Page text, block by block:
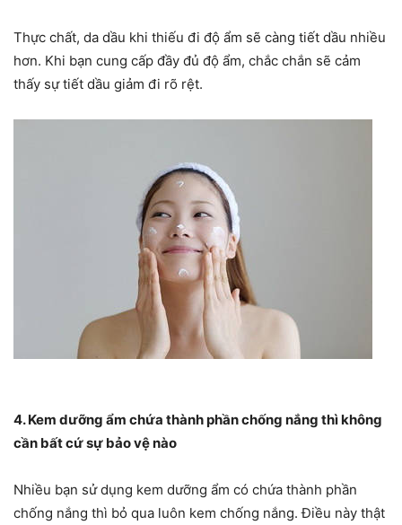
Thực chất, da dầu khi thiếu đi độ ẩm sẽ càng tiết dầu nhiều
hơn. Khi bạn cung cấp đầy đủ độ ẩm, chắc chắn sẽ cảm
thấy sự tiết dầu giảm đi rõ rệt.
4. Kem dưỡng ẩm chứa thành phần chống nắng thì không
cần bất cứ sự bảo vệ nào
Nhiều bạn sử dụng kem dưỡng ẩm có chứa thành phần
chống nắng thì bỏ qua luôn kem chống nắng. Điều này thật